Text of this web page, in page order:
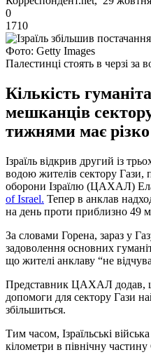
0
1710
Фото: Getty Images
Палестинці стоять в черзі за
Кількість
мешканців
тижнями має
Ізраїль відкрив другий із
водою жителів сектору Гази,
оборони Ізраїлю (ЦАХАЛ)
of Israel. Тепер в анклав
на день проти приблизно 49
За словами Горена, зараз у
задоволення основних
що жителі анклаву “не
Представник ЦАХАЛ додав,
допомоги для сектору Гази
збільшиться.
Тим часом, Ізраїльські
кілометри в північну